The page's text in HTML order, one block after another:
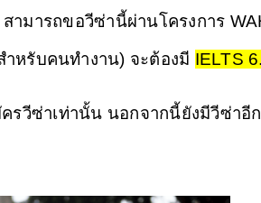
หรับคนทำงาน) จะต้องมี IELTS
รวีซ่าเท่านั้น นอกจากนี้ยังมีวีซ่าอี